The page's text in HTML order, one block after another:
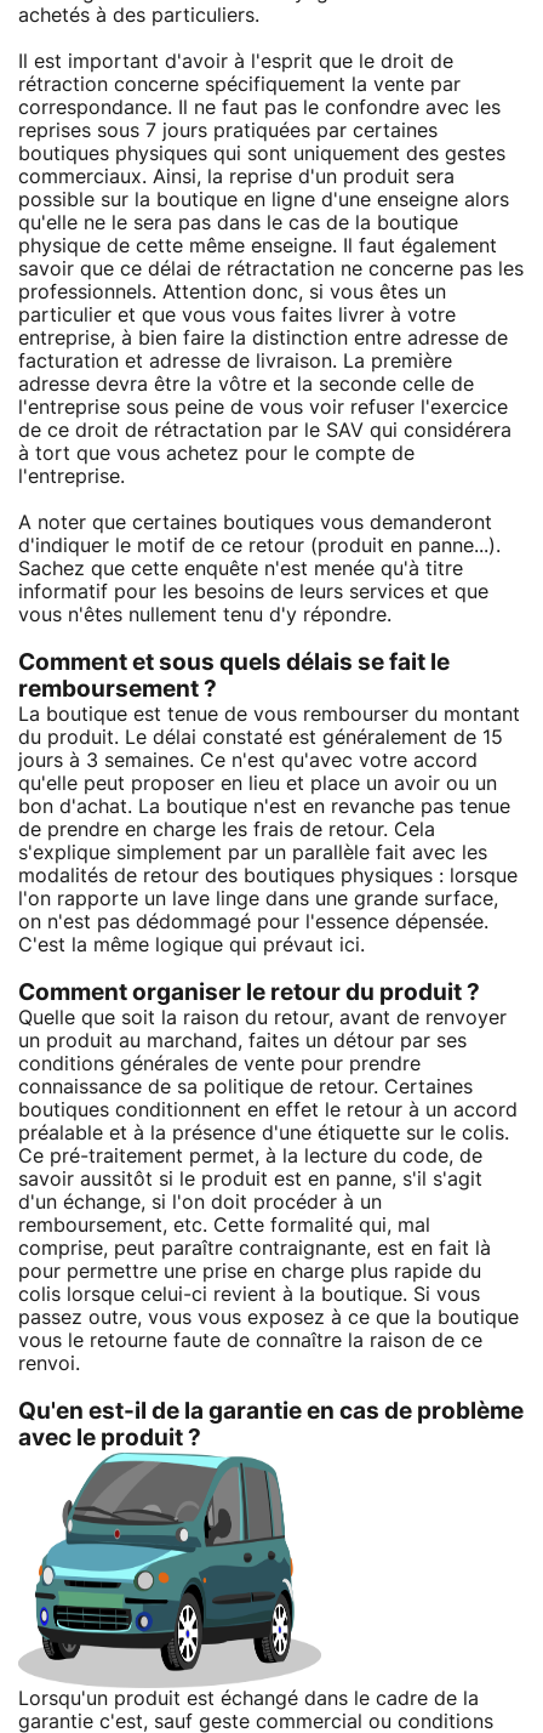
achetés à des particuliers.
Il est important d'avoir à l'esprit que le droit de
rétraction concerne spécifiquement la vente par
correspondance. Il ne faut pas le confondre avec les
reprises sous 7 jours pratiquées par certaines
boutiques physiques qui sont uniquement des gestes
commerciaux. Ainsi, la reprise d'un produit sera
possible sur la boutique en ligne d'une enseigne alors
qu'elle ne le sera pas dans le cas de la boutique
physique de cette même enseigne. Il faut également
savoir que ce délai de rétractation ne concerne pas les
professionnels. Attention donc, si vous êtes un
particulier et que vous vous faites livrer à votre
entreprise, à bien faire la distinction entre adresse de
facturation et adresse de livraison. La première
adresse devra être la vôtre et la seconde celle de
l'entreprise sous peine de vous voir refuser l'exercice
de ce droit de rétractation par le SAV qui considérera
à tort que vous achetez pour le compte de
l'entreprise.
A noter que certaines boutiques vous demanderont
d'indiquer le motif de ce retour (produit en panne...).
Sachez que cette enquête n'est menée qu'à titre
informatif pour les besoins de leurs services et que
vous n'êtes nullement tenu d'y répondre.
Comment et sous quels délais se fait le
remboursement ?
La boutique est tenue de vous rembourser du montant
du produit. Le délai constaté est généralement de 15
jours à 3 semaines. Ce n'est qu'avec votre accord
qu'elle peut proposer en lieu et place un avoir ou un
bon d'achat. La boutique n'est en revanche pas tenue
de prendre en charge les frais de retour. Cela
s'explique simplement par un parallèle fait avec les
modalités de retour des boutiques physiques : lorsque
l'on rapporte un lave linge dans une grande surface,
on n'est pas dédommagé pour l'essence dépensée.
C'est la même logique qui prévaut ici.
Comment organiser le retour du produit ?
Quelle que soit la raison du retour, avant de renvoyer
un produit au marchand, faites un détour par ses
conditions générales de vente pour prendre
connaissance de sa politique de retour. Certaines
boutiques conditionnent en effet le retour à un accord
préalable et à la présence d'une étiquette sur le colis.
Ce pré-traitement permet, à la lecture du code, de
savoir aussitôt si le produit est en panne, s'il s'agit
d'un échange, si l'on doit procéder à un
remboursement, etc. Cette formalité qui, mal
comprise, peut paraître contraignante, est en fait là
pour permettre une prise en charge plus rapide du
colis lorsque celui-ci revient à la boutique. Si vous
passez outre, vous vous exposez à ce que la boutique
vous le retourne faute de connaître la raison de ce
renvoi.
Qu'en est-il de la garantie en cas de problème
avec le produit ?
Lorsqu'un produit est échangé dans le cadre de la
garantie c'est, sauf geste commercial ou conditions